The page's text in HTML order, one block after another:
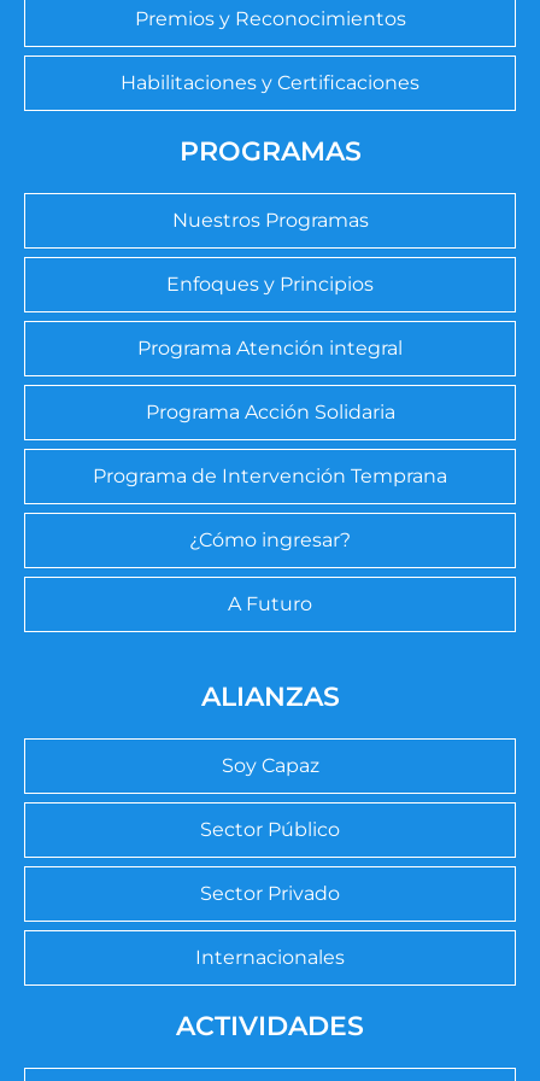
Premios y Reconocimientos
Habilitaciones y Certificaciones
PROGRAMAS
Nuestros Programas
Enfoques y Principios
Programa Atención integral
Programa Acción Solidaria
Programa de Intervención Temprana
¿Cómo ingresar?
A Futuro
ALIANZAS
Soy Capaz
Sector Público
Sector Privado
Internacionales
ACTIVIDADES